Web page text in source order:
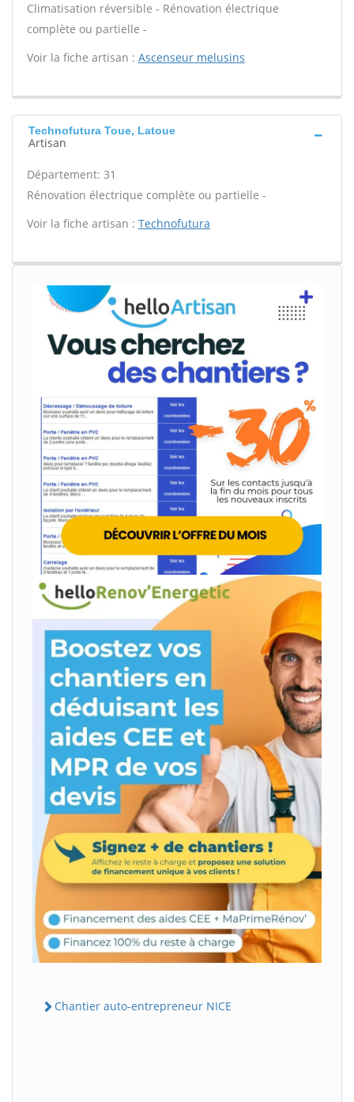
Climatisation réversible - Rénovation électrique
complète ou partielle -
Voir la fiche artisan : Ascenseur melusins
Technofutura Toue, Latoue
Artisan
Département: 31
Rénovation électrique complète ou partielle -
Voir la fiche artisan : Technofutura
Chantier auto-entrepreneur NICE